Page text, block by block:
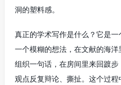
洞的塑料感。
真正的学术写作是什么？它是
一个模糊的想法，在文献的海
组织一句话，在房间里来回踱
观点反复辩论、撕扯。这个过